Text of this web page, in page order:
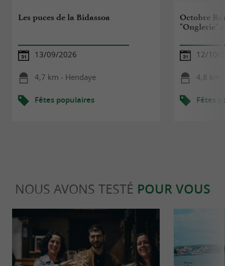
Les puces de la Bidassoa
13/09/2026
4,7 km - Hendaye
Fêtes populaires
Octobre
"Onglerie"
12/10/
4,8 km
Fêtes
NOUS AVONS TESTÉ POUR VOUS